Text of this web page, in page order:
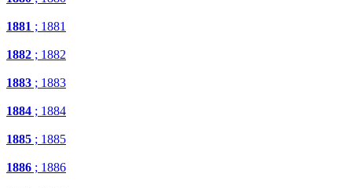
1881 ; 1881
1882 ; 1882
1883 ; 1883
1884 ; 1884
1885 ; 1885
1886 ; 1886